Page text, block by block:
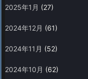
2025年1月 (27)
2024年12月 (61)
2024年11月 (52)
2024年10月 (62)